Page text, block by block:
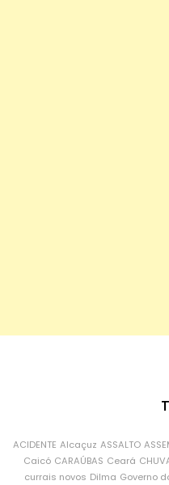
ACIDENTE Alcaçuz ASSALTO
Caicó CARAÚBAS Ceará
currais novos Dilma Governo